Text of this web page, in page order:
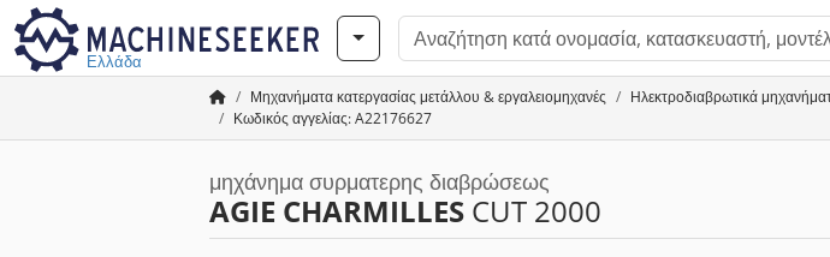
Ελλάδα
Μηχανήματα κατεργασίας μετάλλου & εργαλειομηχανές Ηλεκτροδιαβρωτικά
Κωδικός αγγελίας: A22176627
μηχάνημα συρματερης διαβρώσεως
AGIE CHARMILLES CUT 2000